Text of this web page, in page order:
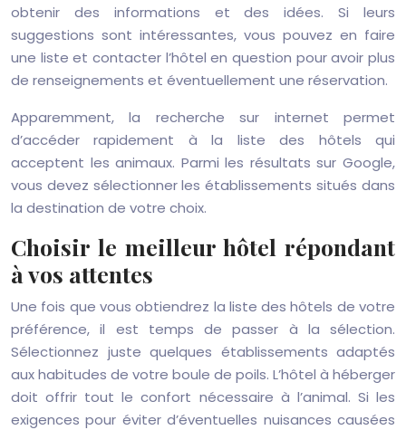
obtenir des informations et des idées. Si leurs
suggestions sont intéressantes, vous pouvez en faire
une liste et contacter l’hôtel en question pour avoir plus
de renseignements et éventuellement une réservation.
Apparemment, la recherche sur internet permet
d’accéder rapidement à la liste des hôtels qui
acceptent les animaux. Parmi les résultats sur Google,
vous devez sélectionner les établissements situés dans
la destination de votre choix.
Choisir le meilleur hôtel répondant
à vos attentes
Une fois que vous obtiendrez la liste des hôtels de votre
préférence, il est temps de passer à la sélection.
Sélectionnez juste quelques établissements adaptés
aux habitudes de votre boule de poils. L’hôtel à héberger
doit offrir tout le confort nécessaire à l’animal. Si les
exigences pour éviter d’éventuelles nuisances causées